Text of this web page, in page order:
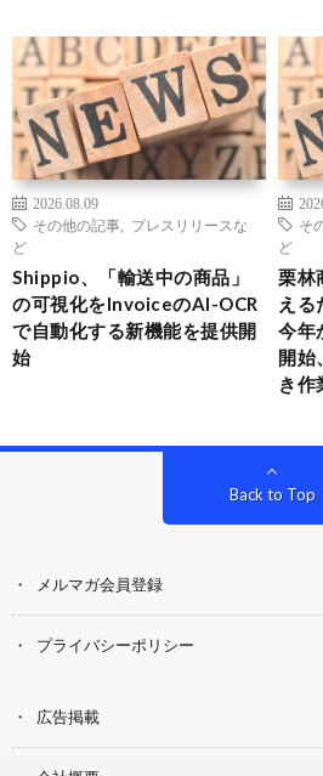
2026.08.09
その他の記事
プレスリリースな
ど
Shippio、「輸送中の商品」
の可視化をInvoiceのAI-OCR
で自動化する新機能を提供開
始
そ
ど
栗林
える
今年
開始
き作
Back to Top
メルマガ会員登録
プライバシーポリシー
広告掲載